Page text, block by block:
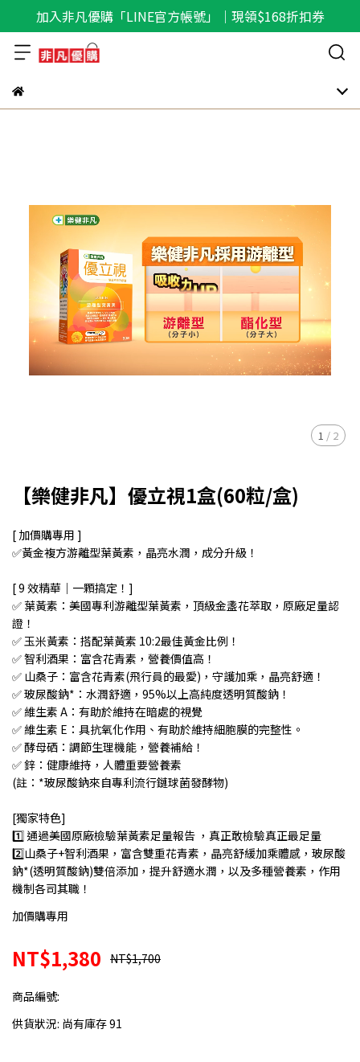
加入非凡優購「LINE官方帳號」｜現領$168折扣券
1 / 2
【樂健非凡】優立視1盒(60粒/盒)
[ 加價購專用 ]
✅黃金複方游離型葉黃素，晶亮水潤，成分升級！
[ 9 效精華｜一顆搞定！]
✅ 葉黃素：美國專利游離型葉黃素，頂級金盞花萃取，原廠足量認
證！
✅ 玉米黃素：搭配葉黃素 10:2最佳黃金比例！
✅ 智利酒果：富含花青素，營養價值高！
✅ 山桑子：富含花青素(飛行員的最愛)，守護加乘，晶亮舒適！
✅ 玻尿酸鈉*：水潤舒適，95%以上高純度透明質酸鈉！
✅ 維生素 A：有助於維持在暗處的視覺
✅ 維生素 E：具抗氧化作用、有助於維持細胞膜的完整性。
✅ 酵母硒：調節生理機能，營養補給！
✅ 鋅：健康維持，人體重要營養素
(註：*玻尿酸鈉來自專利流行鏈球菌發酵物)
[獨家特色]
1️⃣ 通過美國原廠檢驗葉黃素足量報告 ，真正敢檢驗真正最足量
2️⃣山桑子+智利酒果，富含雙重花青素，晶亮舒緩加乘體感，玻尿酸
鈉*(透明質酸鈉)雙倍添加，提升舒適水潤，以及多種營養素，作用
機制各司其職！
加價購專用
NT$1,380 NT$1,700
商品編號:
供貨狀況: 尚有庫存 91